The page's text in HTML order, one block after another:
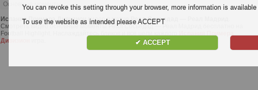
Основные моменты
Испания Примера Дивизионвидео в матчеРеал Сосьедад — Реал Мадрид
Смотреть видео основные моменты Реал Сосьедад — Реал Мадрид бесплатно на
Football Highlight. Наслаждайтесь бликов и все цели каждого
Испания Примера
Дивизион
You can revoke this setting through your browser, more information is available
To use the website as intended please ACCEPT
✔ ACCEPT